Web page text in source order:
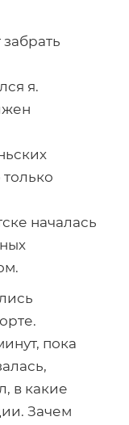
я.
только
началась
пока
в какие
Зачем